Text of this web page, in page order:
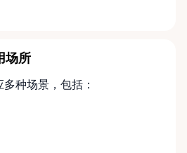
场所
种场景，包括：